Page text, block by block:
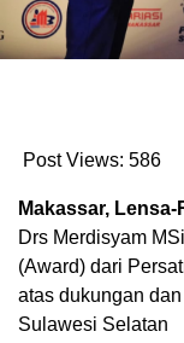
Post Views: 586
Makassar,
Drs Merdisyam
(Award) dari
atas dukungan
Sulawesi Selatan